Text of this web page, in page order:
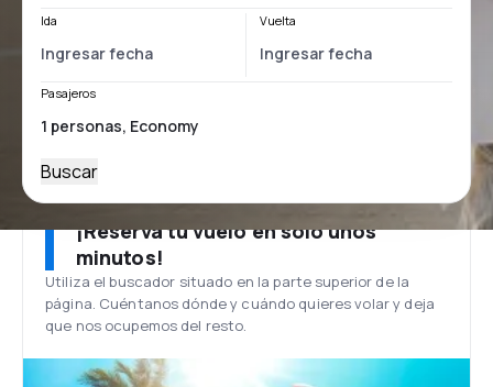
Ida Vuelta
Pasajeros
Buscar
¡Reserva tu vuelo en solo unos
minutos!
Utiliza el buscador situado en la parte superior de la
página. Cuéntanos dónde y cuándo quieres volar y deja
que nos ocupemos del resto.